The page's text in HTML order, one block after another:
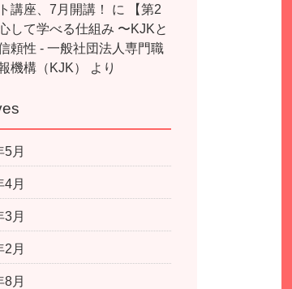
講座、7月開講！
に
【第2
して学べる仕組み 〜KJKと
頼性 - 一般社団法人専門職
機構（KJK）
より
5月
4月
3月
2月
8月